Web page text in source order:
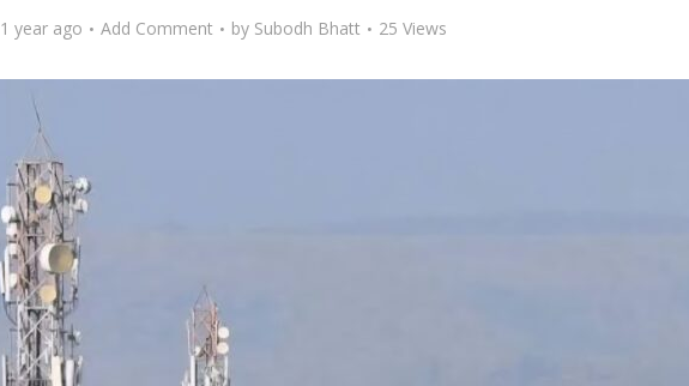
1 year ago Add Comment by Subodh Bhatt 25 Views